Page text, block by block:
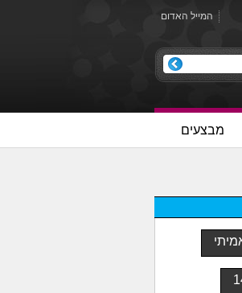
המייל האדום
מבצעים